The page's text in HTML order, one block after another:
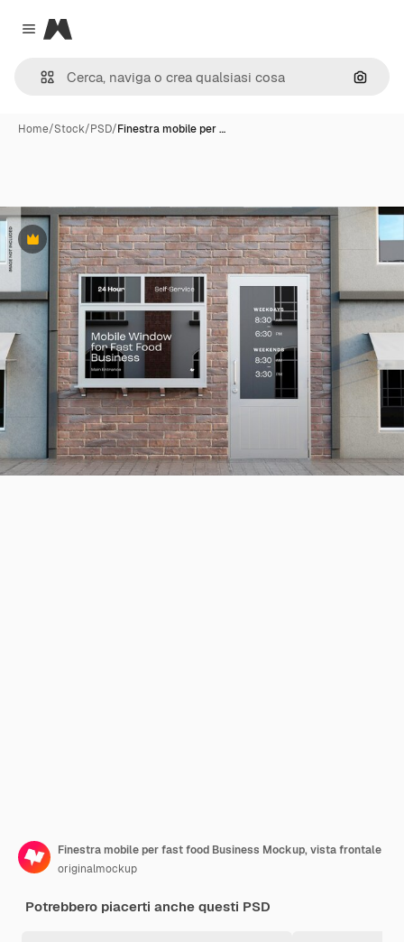
Close menu
Magnific
Cerca
Home/Stock/PSD/Finestra mobile per …
Premium
Finestra mobile per fast food Business Mockup, vista frontale
originalmockup
Potrebbero piacerti anche questi PSD